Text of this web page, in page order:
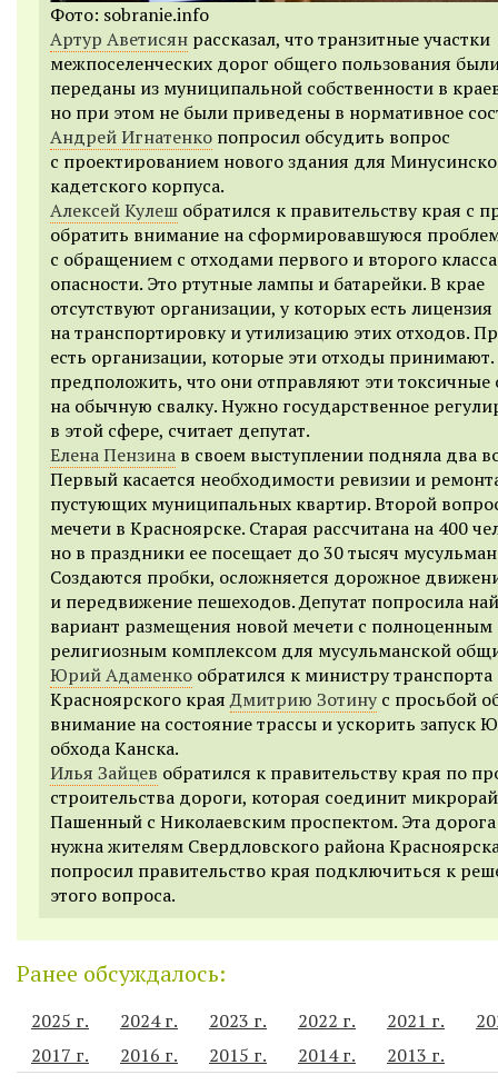
Фото: sobranie.info
Артур Аветисян рассказал, что транзитные участки
межпоселенческих дорог общего пользования
переданы из муниципальной собственности в
но при этом не были приведены в нормативное
Андрей Игнатенко попросил обсудить вопрос
с проектированием нового здания для
кадетского корпуса.
Алексей Кулеш обратился к правительству края с
обратить внимание на сформировавшуюся
с обращением с отходами первого и второго класса
опасности. Это ртутные лампы и батарейки. В крае
отсутствуют организации, у которых есть лицензия
на транспортировку и утилизацию этих отходов.
есть организации, которые эти отходы
предположить, что они отправляют эти токсичные
на обычную свалку. Нужно государственное
в этой сфере, считает депутат.
Елена Пензина в своем выступлении подняла два
Первый касается необходимости ревизии и
пустующих муниципальных квартир. Второй
мечети в Красноярске. Старая рассчитана на 400
но в праздники ее посещает до 30 тысяч
Создаются пробки, осложняется дорожное
и передвижение пешеходов. Депутат попросила
вариант размещения новой мечети с полноценным
религиозным комплексом для мусульманской
Юрий Адаменко обратился к министру транспорта
Красноярского краяДмитрию Зотину с просьбой
внимание на состояние трассы и ускорить запуск
обхода Канска.
Илья Зайцев обратился к правительству края по
строительства дороги, которая соединит
Пашенный с Николаевским проспектом. Эта
нужна жителям Свердловского района
попросил правительство края подключиться к
этого вопроса.
Ранее обсуждалось:
2025 г. 2024 г. 2023 г. 2022 г. 2021 г.
2017 г.
2016 г. 2015 г. 2014 г. 2013 г.